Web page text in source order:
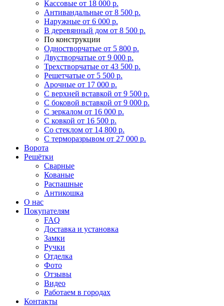
Кассовые от 18 000 р.
Антивандальные от 8 500 р.
Наружные от 6 000 р.
В деревянный дом от 8 500 р.
По конструкции
Одностворчатые от 5 800 р.
Двустворчатые от 9 000 р.
Трехстворчатые от 43 500 р.
Решетчатые от 5 500 р.
Арочные от 17 000 р.
С верхней вставкой от 9 500 р.
С боковой вставкой от 9 000 р.
С зеркалом от 16 000 р.
С ковкой от 16 500 р.
Со стеклом от 14 800 р.
С терморазрывом от 27 000 р.
Ворота
Решётки
Сварные
Кованые
Распашные
Антикошка
О нас
Покупателям
FAQ
Доставка и установка
Замки
Ручки
Отделка
Фото
Отзывы
Видео
Работаем в городах
Контакты